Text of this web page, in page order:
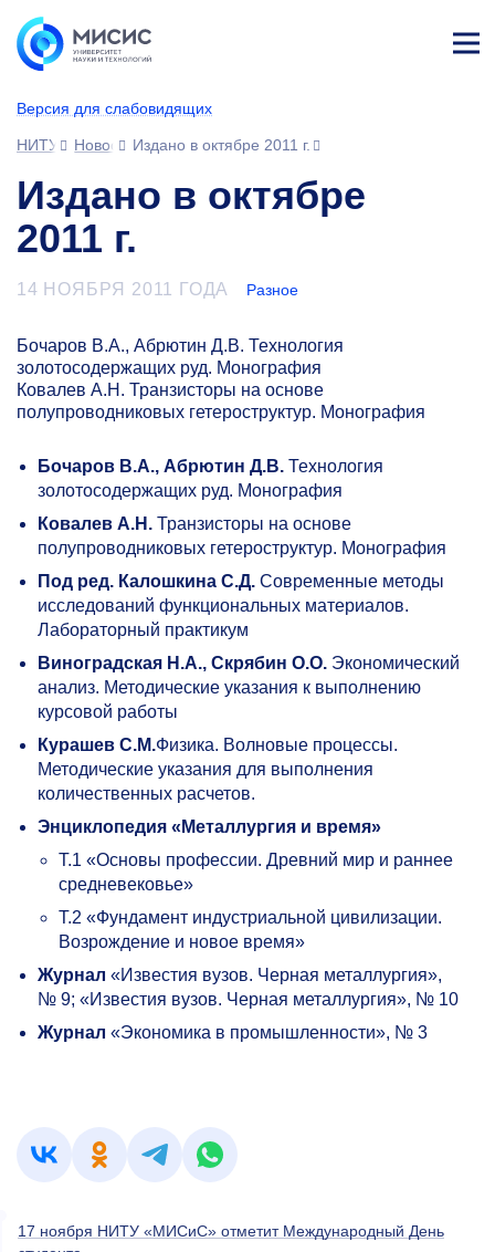
Версия для слабовидящих
НИТУ МИСИС
НовостиИздано в октябре 2011 г.
Издано в октябре
2011 г.
14 НОЯБРЯ 2011 ГОДА Разное
Бочаров В.А., Абрютин Д.В. Технология
золотосодержащих руд. Монография
Ковалев А.Н. Транзисторы на основе
полупроводниковых гетероструктур. Монография
Бочаров В.А., Абрютин Д.В. Технология
золотосодержащих руд. Монография
Ковалев А.Н.Транзисторы на основе
полупроводниковых гетероструктур. Монография
Под ред. Калошкина С.Д.Современные методы
исследований функциональных материалов.
Лабораторный практикум
Виноградская Н.А., Скрябин О.О. Экономический
анализ. Методические указания к выполнению
курсовой работы
Курашев С.М.Физика. Волновые процессы.
Методические указания для выполнения
количественных расчетов.
Энциклопедия «Металлургия и время»
Т.1 «Основы профессии. Древний мир и раннее
средневековье»
Т.2 «Фундамент индустриальной цивилизации.
Возрождение и новое время»
Журнал«Известия вузов. Черная металлургия»,
№ 9; «Известия вузов. Черная металлургия», № 10
Журнал«Экономика в промышленности», № 3
17 ноября НИТУ «МИСиС» отметит Международный День